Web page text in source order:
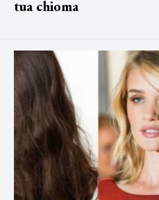
tua chioma